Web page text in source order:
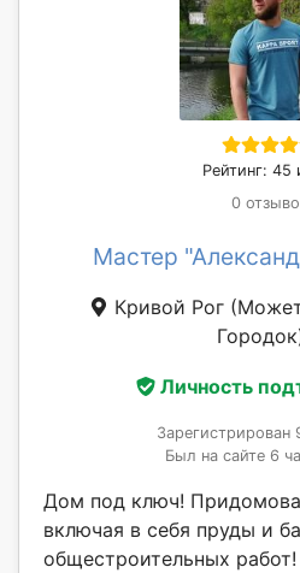
Рейтинг: 45
0
Мастер
Кривой Рог
Личность
Зарегистрирован
Был на сайте 6
Дом под ключ!
включая в себя пруды и
общестроительных